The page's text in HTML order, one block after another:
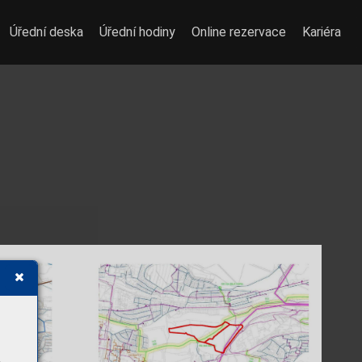
Úřední deska Úřední hodiny Online rezervace Kariéra